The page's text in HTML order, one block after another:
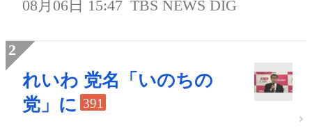
08月06日 15:47 TBS NEWS DIG
れいわ 党名「いのちの
党」に 391